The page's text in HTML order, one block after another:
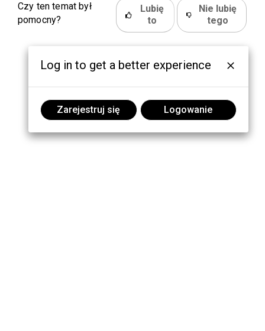
Czy ten temat był
pomocny?
Lubię
to
Nie lubię
tego
Log in to get a better experience
Zarejestruj się Logowanie